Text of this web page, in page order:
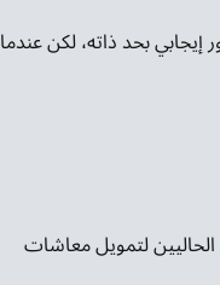
بحد ذاته، لكن عندما
الحاليين لتمويل معاشات